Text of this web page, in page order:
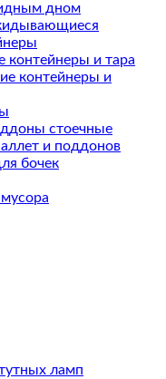
дном
контейнеры и тара
контейнеры и
стоечные
и поддонов
бочек
ламп